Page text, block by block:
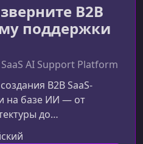
B2B
поддержки
AI Support Platform
B2B SaaS-
на базе ИИ — от
до
продукта. В этом курсе